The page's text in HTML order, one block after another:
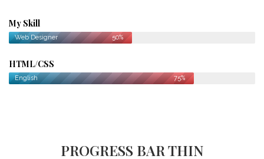
My Skill
Web Designer 50%
HTML/CSS
English 75%
PROGRESS BAR THIN